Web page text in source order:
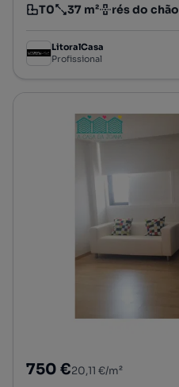
Tipologia
T0
Preço por metro quadrado
37 m²
Andar rés do chão
LitoralCasa
Profissional
750 €20,11 €/m²